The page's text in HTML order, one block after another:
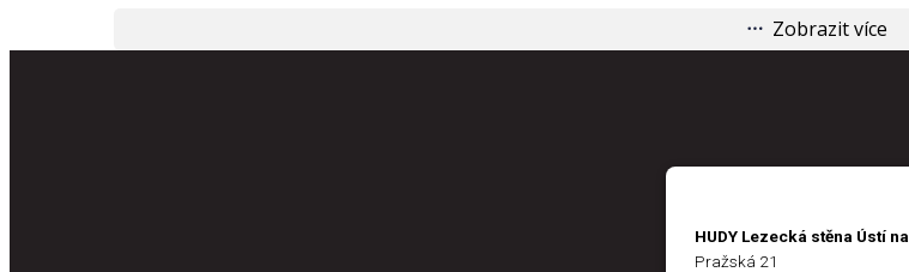
Zobrazit více
HUDY Lezecká stěna Ústí
Pražská 21